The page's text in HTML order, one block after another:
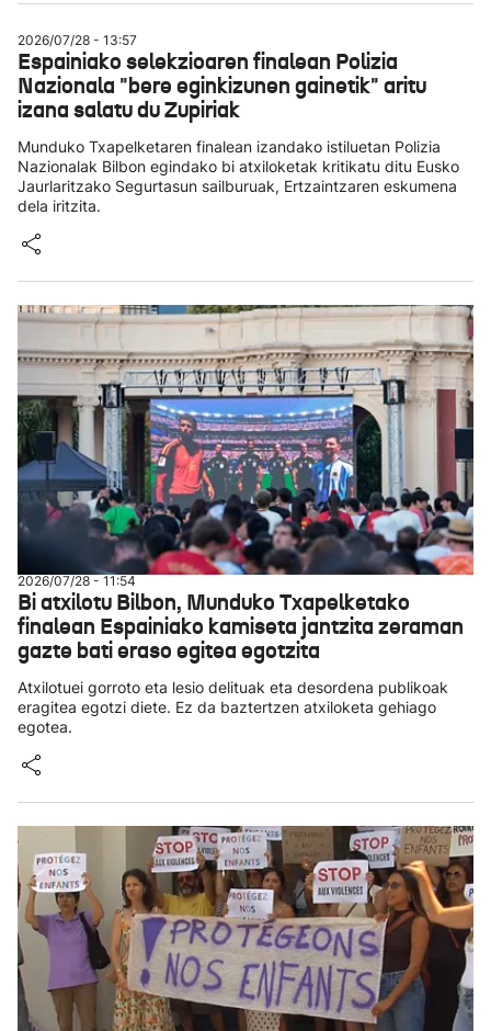
2026/07/28 - 13:57
Espainiako selekzioaren finalean Polizia
Nazionala "bere eginkizunen gainetik" aritu
izana salatu du Zupiriak
Munduko Txapelketaren finalean izandako istiluetan Polizia
Nazionalak Bilbon egindako bi atxiloketak kritikatu ditu Eusko
Jaurlaritzako Segurtasun sailburuak, Ertzaintzaren eskumena
dela iritzita.
2026/07/28 - 11:54
Bi atxilotu Bilbon, Munduko Txapelketako
finalean Espainiako kamiseta jantzita zeraman
gazte bati eraso egitea egotzita
Atxilotuei gorroto eta lesio delituak eta desordena publikoak
eragitea egotzi diete. Ez da baztertzen atxiloketa gehiago
egotea.